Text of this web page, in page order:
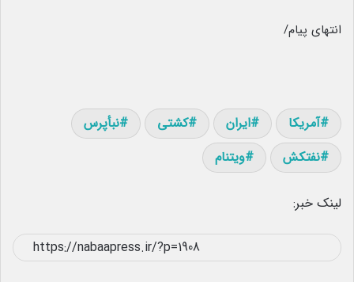
انتهای پیام/
آمریکا ایران کشتی
نبأپرس
نفتکش
ویتنام
لینک خبر: